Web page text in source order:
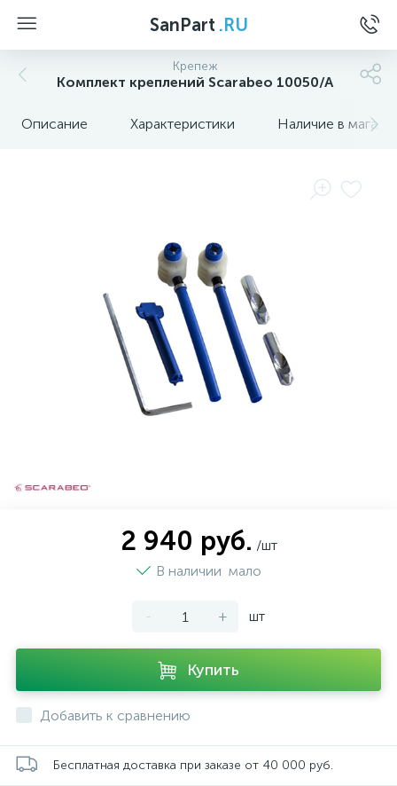
SanPart .RU
Крепеж
Комплект креплений Scarabeo 10050/A
Описание Характеристики Наличие в
2 940 руб. /шт
В наличии мало
- + шт
Купить
Добавить к сравнению
Бесплатная доставка при заказе от 40 000 руб.